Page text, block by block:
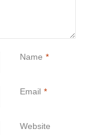
Name *
Email *
Website